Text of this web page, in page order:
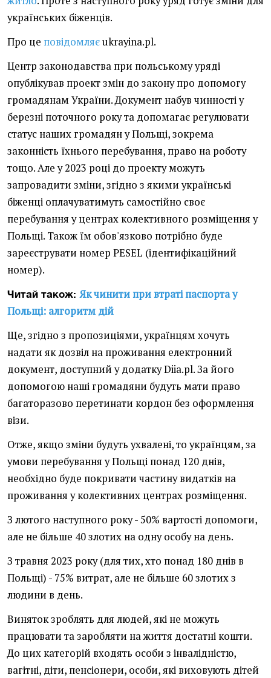
українських біженців.
Про це повідомляєukrayina.pl.
Центр законодавства при польському уряді
опублікував проект змін до закону про допомогу
громадянам України. Документ набув чинності у
березні поточного року та допомагає регулювати
статус наших громадян у Польщі, зокрема
законність їхнього перебування, право на роботу
тощо. Але у 2023 році до проекту можуть
запровадити зміни, згідно з якими українські
біженці оплачуватимуть самостійно своє
перебування у центрах колективного розміщення у
Польщі. Також їм обов'язково потрібно буде
зареєструвати номер PESEL (ідентифікаційний
номер).
Читай також: Як чинити при втраті паспорта у
Польщі: алгоритм дій
Ще, згідно з пропозиціями, українцям хочуть
надати як дозвіл на проживання електронний
документ, доступний у додатку Diia.pl. За його
допомогою наші громадяни будуть мати право
багаторазово перетинати кордон без оформлення
візи.
Отже, якщо зміни будуть ухвалені, то українцям, за
умови перебування у Польщі понад 120 днів,
необхідно буде покривати частину видатків на
проживання у колективних центрах розміщення.
З лютого наступного року - 50% вартості допомоги,
але не більше 40 злотих на одну особу на день.
З травня 2023 року (для тих, хто понад 180 днів в
Польщі) - 75% витрат, але не більше 60 злотих з
людини в день.
Виняток зроблять для людей, які не можуть
працювати та заробляти на життя достатні кошти.
До цих категорій входять особи з інвалідністю,
вагітні, діти, пенсіонери, особи, які виховують дітей